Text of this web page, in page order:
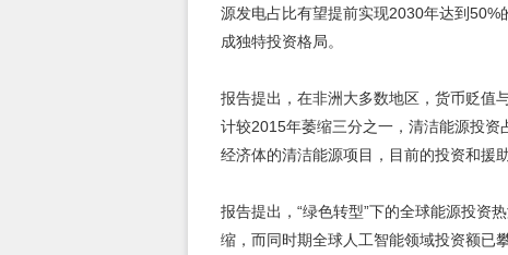
源发电占比有望提前实现2030年达到
成独特投资格局。
报告提出，在非洲大多数地区，货币贬值
计较2015年萎缩三分之一，清洁能源投
经济体的清洁能源项目，目前的投资和援
报告提出，“绿色转型”下的全球能源投资
缩，而同时期全球人工智能领域投资额已